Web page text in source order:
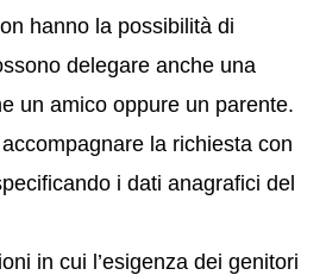
hanno la possibilità di
delegare anche una
un amico oppure un parente.
la richiesta con
i dati anagrafici del
in cui l’esigenza dei genitori